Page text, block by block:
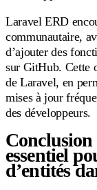
Laravel ERD
communautaire,
d’ajouter des
sur GitHub. Cette
de Laravel, en
mises à jour
des développeurs.
essentiel
d’entités